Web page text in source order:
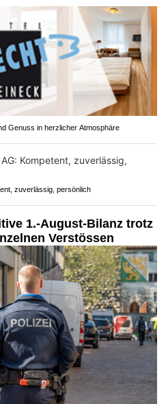
Genuss in herzlicher Atmosphäre
zuverlässig, persönlich
1.-August-Bilanz trotz
Verstössen